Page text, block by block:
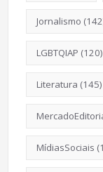
Jornalismo
LGBTQIAP (120)
Literatura (145)
MídiasSociais